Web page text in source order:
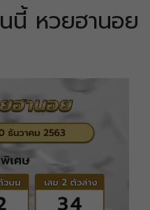
นี้ หวยฮานอย